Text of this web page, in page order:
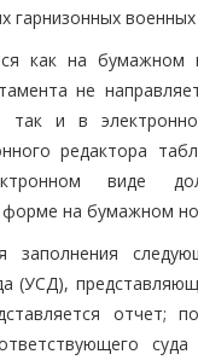
гарнизонных военных
как на бумажном
не
так и в
редактора
виде
на бумажном
заполнения
(УСД),
отчет;